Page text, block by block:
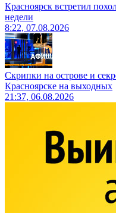
Красноярск встретил
недели
8:22, 07.08.2026
Скрипки на острове и
Красноярске на выходных
21:37, 06.08.2026